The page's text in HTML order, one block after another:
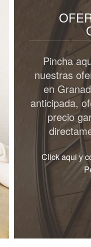
Pincha
nuestras
en
anticipada,
precio
Click aqui y